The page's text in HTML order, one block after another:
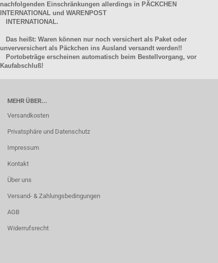
nachfolgenden Einschränkungen allerdings in PÄCKCHEN
INTERNATIONAL und WARENPOST
INTERNATIONAL.
Das heißt: Waren können nur noch versichert als Paket oder
unverversichert als Päckchen ins Ausland versandt werden!!
Portobeträge erscheinen automatisch beim Bestellvorgang, vor
Kaufabschluß!
MEHR ÜBER...
Versandkosten
Privatsphäre und Datenschutz
Impressum
Kontakt
Über uns
Versand- & Zahlungsbedingungen
AGB
Widerrufsrecht